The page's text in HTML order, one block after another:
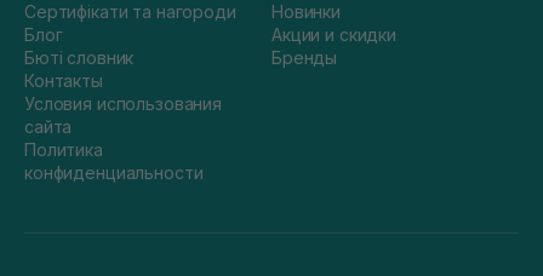
Сертифікати та нагороди
Блог
Бюті словник
Контакты
Условия использования
сайта
Политика
конфиденциальности
Новинки
Акции и скидки
Бренды